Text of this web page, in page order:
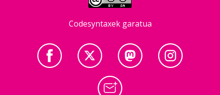
Codesyntaxek garatua